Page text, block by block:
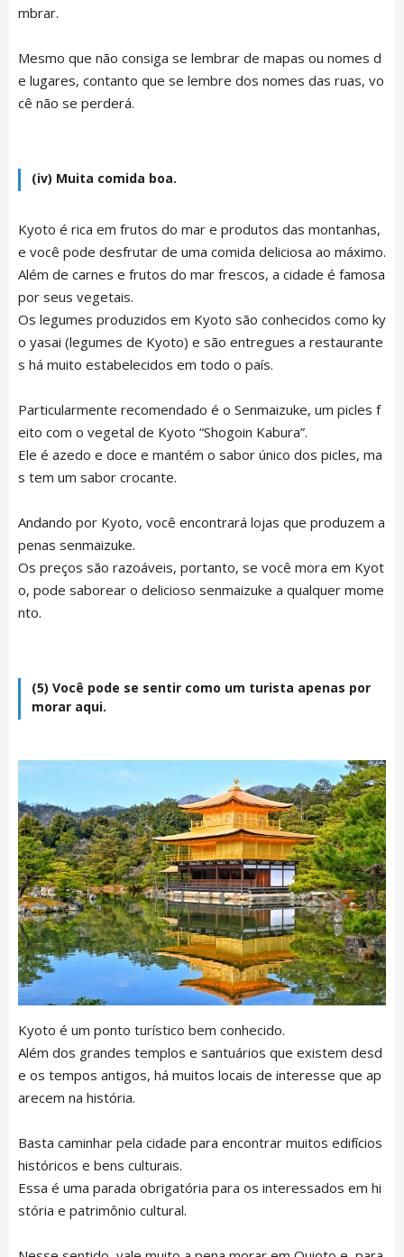
mbrar.
Mesmo que não consiga se lembrar de mapas ou nomes d
e lugares, contanto que se lembre dos nomes das ruas, vo
cê não se perderá.
(iv) Muita comida boa.
Kyoto é rica em frutos do mar e produtos das montanhas,
e você pode desfrutar de uma comida deliciosa ao máximo.
Além de carnes e frutos do mar frescos, a cidade é famosa
por seus vegetais.
Os legumes produzidos em Kyoto são conhecidos como ky
o yasai (legumes de Kyoto) e são entregues a restaurante
s há muito estabelecidos em todo o país.
Particularmente recomendado é o Senmaizuke, um picles f
eito com o vegetal de Kyoto “Shogoin Kabura”.
Ele é azedo e doce e mantém o sabor único dos picles, ma
s tem um sabor crocante.
Andando por Kyoto, você encontrará lojas que produzem a
penas senmaizuke.
Os preços são razoáveis, portanto, se você mora em Kyot
o, pode saborear o delicioso senmaizuke a qualquer mome
nto.
(5) Você pode se sentir como um turista apenas por
morar aqui.
Kyoto é um ponto turístico bem conhecido.
Além dos grandes templos e santuários que existem desd
e os tempos antigos, há muitos locais de interesse que ap
arecem na história.
Basta caminhar pela cidade para encontrar muitos edifícios
históricos e bens culturais.
Essa é uma parada obrigatória para os interessados em hi
stória e patrimônio cultural.
日本語
English
中文简体
Español
Indonesian
Português
Français
ARTICLE LIST
NEWS
TRAVEL
CONTACT